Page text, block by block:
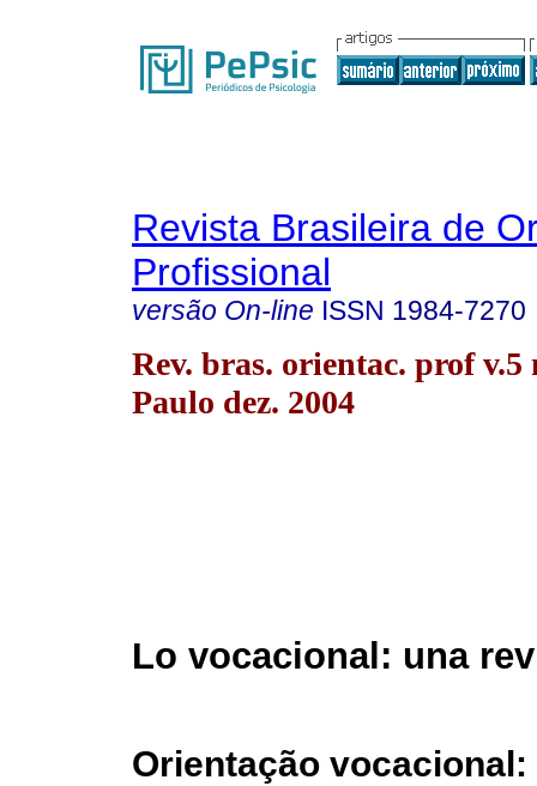
Revista Brasileira de
Profissional
versão On-line ISSN 1984-7270
Rev. bras. orientac. prof v.5
Paulo dez. 2004
Lo vocacional: una
Orientação